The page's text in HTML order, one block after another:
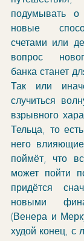
подумывать
новые
счетами или
вопрос
банка станет
Так или
случиться
взрывного
Тельца, то
него
поймёт, что
может пойти
придётся
новыми
(Венера и
худой конец, с